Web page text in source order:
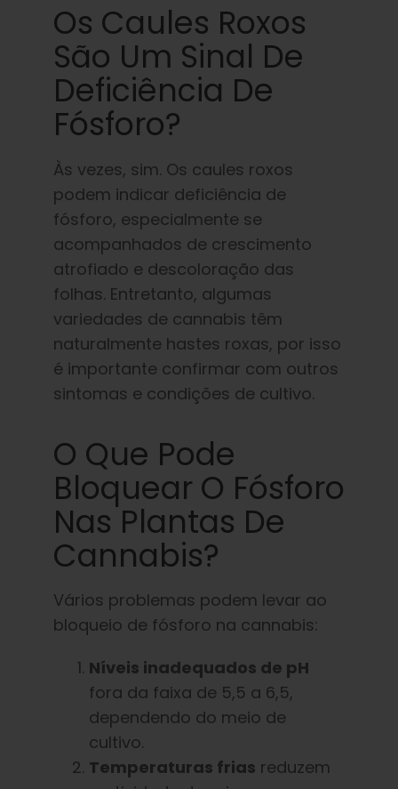
Os Caules Roxos
São Um Sinal De
Deficiência De
Fósforo?
Às vezes, sim. Os caules roxos
podem indicar deficiência de
fósforo, especialmente se
acompanhados de crescimento
atrofiado e descoloração das
folhas. Entretanto, algumas
variedades de cannabis têm
naturalmente hastes roxas, por isso
é importante confirmar com outros
sintomas e condições de cultivo.
O Que Pode
Bloquear O Fósforo
Nas Plantas De
Cannabis?
Vários problemas podem levar ao
bloqueio de fósforo na cannabis:
Níveis inadequados de pH
fora da faixa de 5,5 a 6,5,
dependendo do meio de
cultivo.
Temperaturas frias reduzem